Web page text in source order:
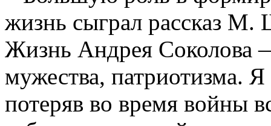
жизнь сыграл рассказ М.
Жизнь Андрея Соколова
мужества, патриотизма.
потеряв во время войны